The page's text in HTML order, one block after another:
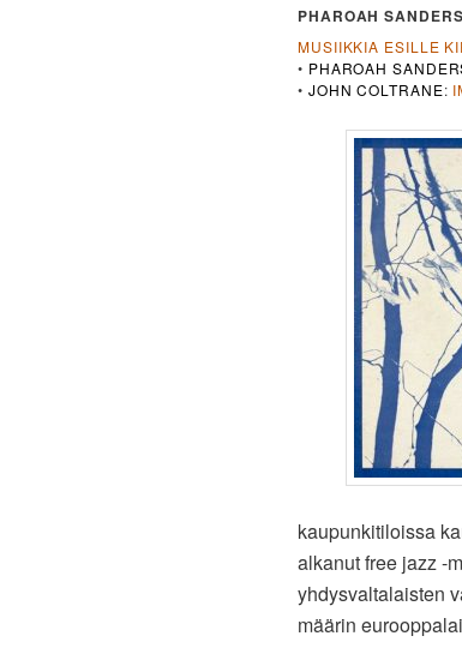
PHAROAH SANDERS
MUSIIKKIA ESILLE
• PHAROAH
• JOHN COLTRANE:
kaupunkitiloissa
alkanut free jazz -
yhdysvaltalaisten
määrin